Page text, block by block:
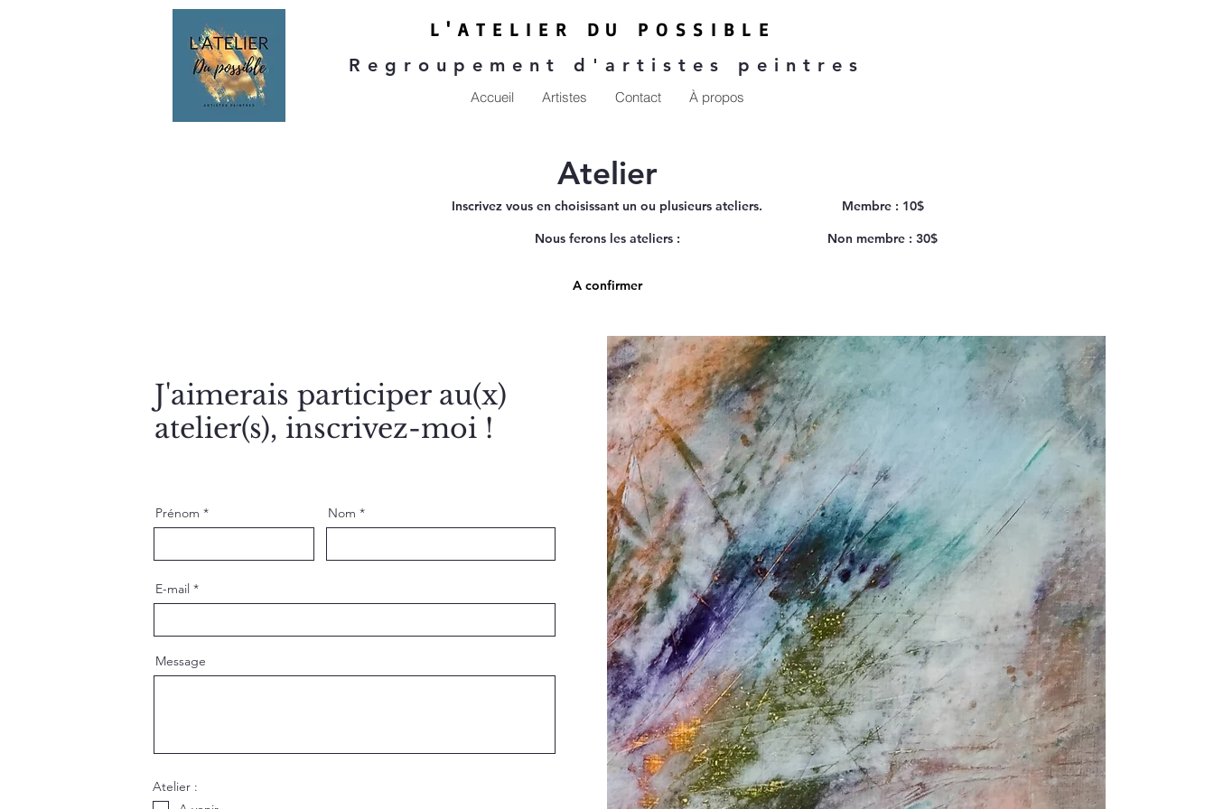
L'ATE LIER DU P OSSIBLE
Regroupement d'artistes peintres
Accueil Artistes Contact À propos
Atelier
Inscrivez vous en choisissant un ou plusieurs ateliers.
Nous ferons les ateliers :
A confirmer
Membre : 10$
Non membre : 30$
J'aimerais participer au(x)
atelier(s), inscrivez-moi !
Prénom Nom
E-mail
Message
Atelier :